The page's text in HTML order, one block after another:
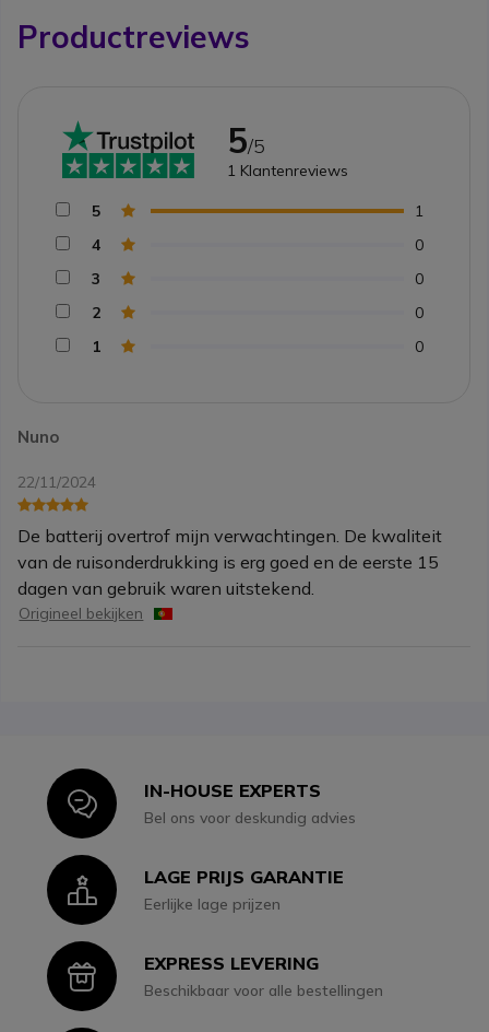
Productreviews
Nuno
22/11/2024
De batterij overtrof mijn verwachtingen. De kwaliteit
van de ruisonderdrukking is erg goed en de eerste 15
dagen van gebruik waren uitstekend.
Origineel bekijken
5/5
1 Klantenreviews
5
1
4
0
3
0
2
0
1
0
IconIN-HOUSE EXPERTS
Bel ons voor deskundig advies
IconLAGE PRIJS GARANTIE
Eerlijke lage prijzen
IconEXPRESS LEVERING
Beschikbaar voor alle bestellingen